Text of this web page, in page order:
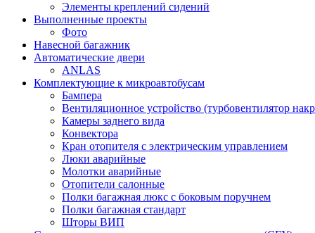
Элементы креплений сидений
Выполненные проекты
Фото
Навесной багажник
Автоматические двери
ANLAS
Комплектующие к микроавтобусам
Бампера
Вентиляционное устройство (турбовентилятор
Камеры заднего вида
Конвектора
Кран отопителя с электрическим управлением
Люки аварийные
Молотки аварийные
Отопители салонные
Полки багажная люкс с боковым поручнем
Полки багажная стандарт
Шторы ВИП